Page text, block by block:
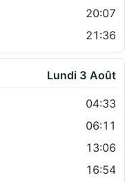
20:07
21:36
Lundi 3 Août
04:33
06:11
13:06
16:54